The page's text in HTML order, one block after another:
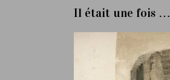
Il était une fois …